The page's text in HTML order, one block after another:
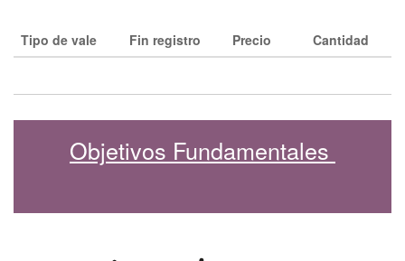
Tipo de vale Fin registro Precio Cantidad
Objetivos Fundamentales